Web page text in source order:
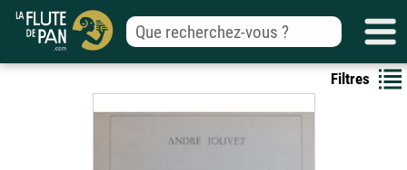
Filtres